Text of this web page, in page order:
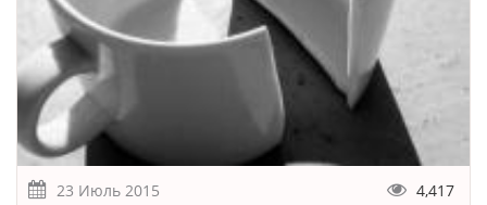
23 Июль 2015 4,417